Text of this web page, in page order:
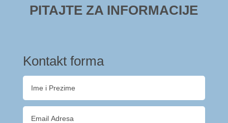
PITAJTE ZA INFORMACIJE
Kontakt forma